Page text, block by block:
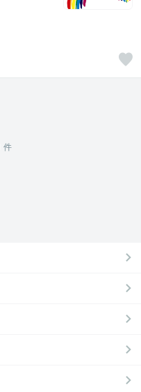
件